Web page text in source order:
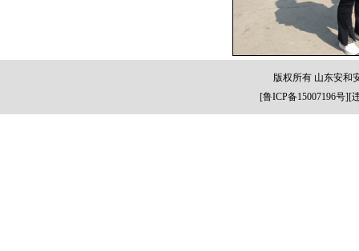
版权所有 山东安和
[鲁ICP备15007196号][